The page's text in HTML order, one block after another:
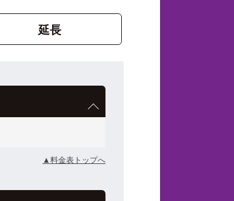
延長
▲料金表トップへ